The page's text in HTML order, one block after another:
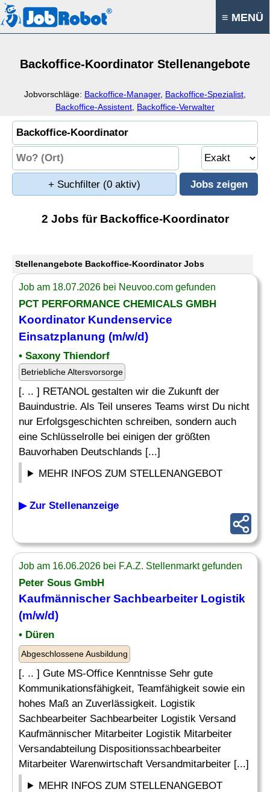
≡ MENÜ
Backoffice-Koordinator Stellenangebote
Jobvorschläge: Backoffice-Manager, Backoffice-Spezialist
Backoffice-Assistent Backoffice-Verwalter
+ Suchfilter (0 aktiv)
2 Jobs für Backoffice-Koordinator
Stellenangebote Backoffice-Koordinator Jobs
Job am 18.07.2026 bei Neuvoo.com gefunden
PCT PERFORMANCE CHEMICALS GMBH
Koordinator Kundenservice
Einsatzplanung (m/w/d)
• Saxony Thiendorf
Betriebliche Altersvorsorge
[. .. ] RETANOL gestalten wir die Zukunft der
Bauindustrie. Als Teil unseres Teams wirst Du nicht
nur Erfolgsgeschichten schreiben, sondern auch
eine Schlüsselrolle bei einigen der größten
Bauvorhaben Deutschlands [...]
MEHR INFOS ZUM STELLENANGEBOT
▶ Zur Stellenanzeige
Job am 16.06.2026 bei F.A.Z. Stellenmarkt gefunden
Peter Sous GmbH
Kaufmännischer Sachbearbeiter Logistik
(m/w/d)
• Düren
Abgeschlossene Ausbildung
[. .. ] Gute MS-Office Kenntnisse Sehr gute
Kommunikationsfähigkeit, Teamfähigkeit sowie ein
hohes Maß an Zuverlässigkeit. Logistik
Sachbearbeiter Sachbearbeiter Logistik Versand
Kaufmännischer Mitarbeiter Logistik Mitarbeiter
Versandabteilung Dispositionssachbearbeiter
Mitarbeiter Warenwirtschaft Versandmitarbeiter [...]
MEHR INFOS ZUM STELLENANGEBOT